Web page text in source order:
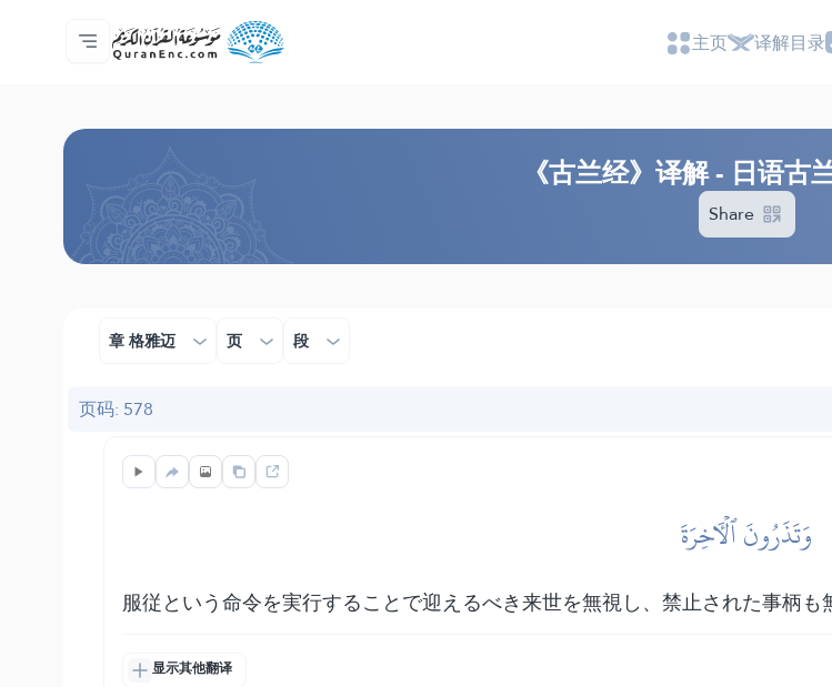
主页
译解目录
Audio
开发者服务 - API
关于此项目
联系我们
语言 主页 译解目录
《古兰经》译解 - 日语古
Share
章 格雅迈 页 段
页码: 578
وَتَذَرُونَ ٱلۡأٓخِرَةَ
服従という命令を実行することで迎えるべき来世を無視し、禁止された事柄も
显示其他翻译